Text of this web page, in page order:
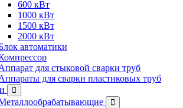
600 кВт
1000 кВт
1500 кВт
2000 кВт
автоматики
для стыковой сварки труб
для сварки пластиковых труб